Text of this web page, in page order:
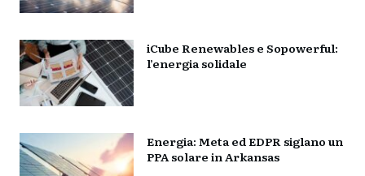
iCube Renewables e Sopowerful:
l’energia solidale
Energia: Meta ed EDPR siglano un
PPA solare in Arkansas